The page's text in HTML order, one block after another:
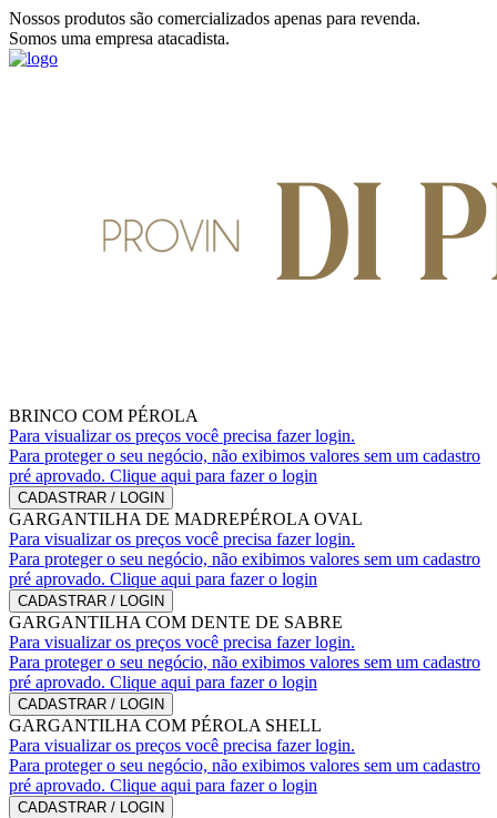
Nossos produtos são comercializados apenas para revenda.
Somos uma empresa atacadista.
BRINCO COM PÉROLA
Para visualizar os preços você precisa fazer login.
Para proteger o seu negócio, não exibimos valores sem um cadastro
pré aprovado. Clique aqui para fazer o login
CADASTRAR / LOGIN
GARGANTILHA DE MADREPÉROLA OVAL
Para visualizar os preços você precisa fazer login.
Para proteger o seu negócio, não exibimos valores sem um cadastro
pré aprovado. Clique aqui para fazer o login
CADASTRAR / LOGIN
GARGANTILHA COM DENTE DE SABRE
Para visualizar os preços você precisa fazer login.
Para proteger o seu negócio, não exibimos valores sem um cadastro
pré aprovado. Clique aqui para fazer o login
CADASTRAR / LOGIN
GARGANTILHA COM PÉROLA SHELL
Para visualizar os preços você precisa fazer login.
Para proteger o seu negócio, não exibimos valores sem um cadastro
pré aprovado. Clique aqui para fazer o login
CADASTRAR / LOGIN